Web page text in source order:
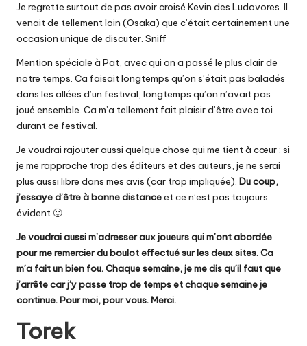
Je regrette surtout de pas avoir croisé Kevin des Ludovores. Il
venait de tellement loin (Osaka) que c’était certainement une
occasion unique de discuter. Sniff
Mention spéciale à Pat, avec qui on a passé le plus clair de
notre temps. Ca faisait longtemps qu’on s’était pas baladés
dans les allées d’un festival, longtemps qu’on n’avait pas
joué ensemble. Ca m’a tellement fait plaisir d’être avec toi
durant ce festival.
Je voudrai rajouter aussi quelque chose qui me tient à cœur : si
je me rapproche trop des éditeurs et des auteurs, je ne serai
plus aussi libre dans mes avis (car trop impliquée). Du coup,
j’essaye d’être à bonne distanceet ce n’est pas toujours
évident 🙂
Je voudrai aussi m’adresser aux joueurs qui m’ont abordée
pour me remercier du boulot effectué sur les deux sites. Ca
m’a fait un bien fou. Chaque semaine, je me dis qu’il faut que
j’arrête car j’y passe trop de temps et chaque semaine je
continue. Pour moi, pour vous. Merci.
Torek